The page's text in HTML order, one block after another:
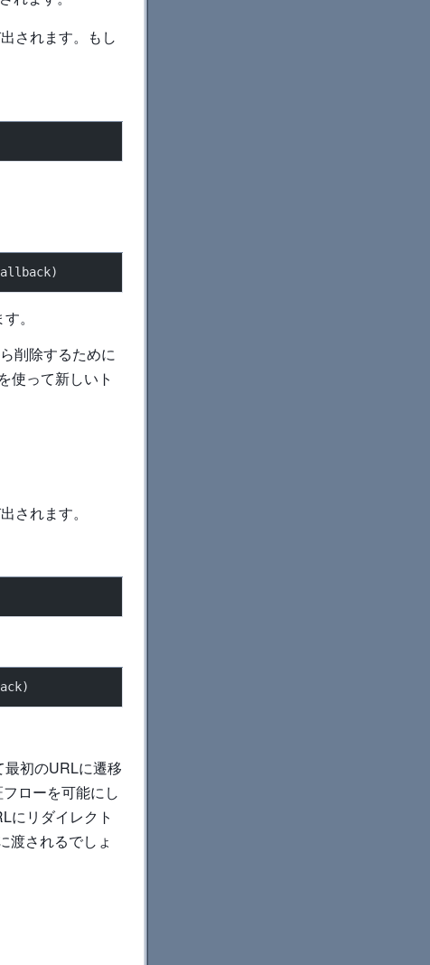
されます。もし
。
削除するために
使って新しいト
されます。
初のURLに遷移
ローを可能にし
にリダイレクト
渡されるでしょ